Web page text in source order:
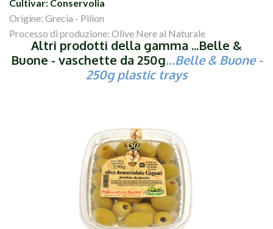
Cultivar: Conservolia
Origine: Grecia - Pilion
Processo di produzione: Olive Nere al Naturale
Altri prodotti della gamma ...Belle &
Buone - vaschette da 250g...Belle & Buone -
250g plastic trays